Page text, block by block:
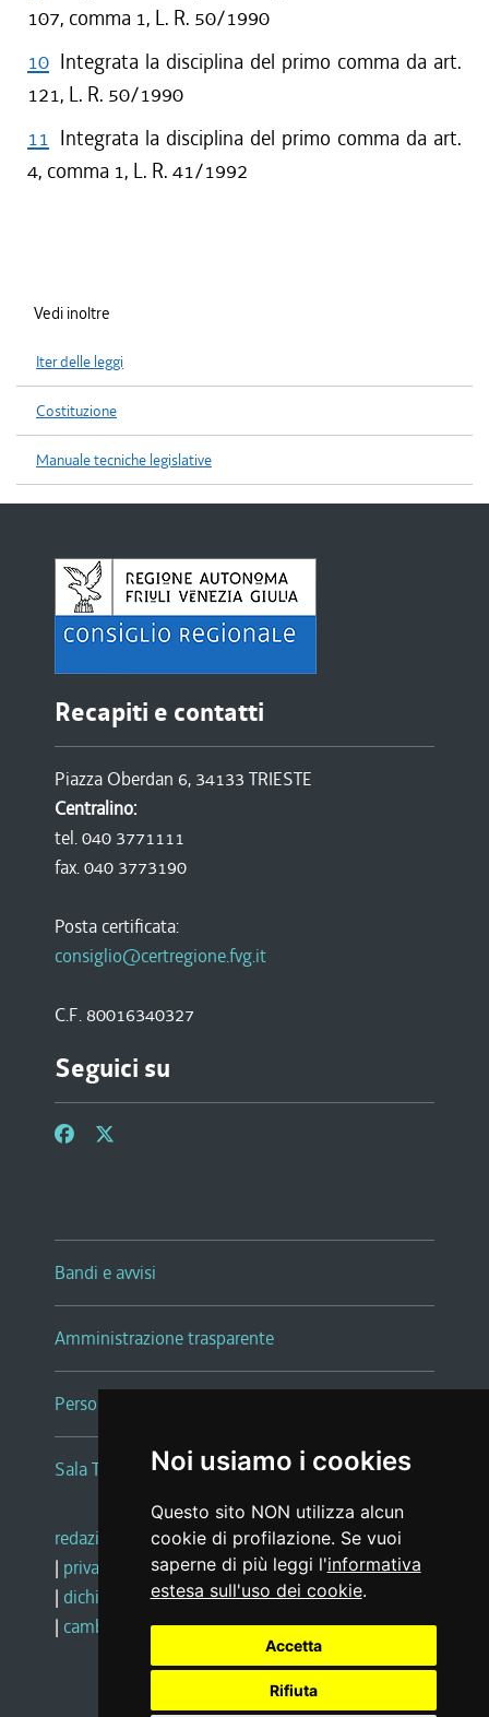
Noi usiamo i cookies
Questo sito NON utilizza alcun
cookie di profilazione. Se vuoi
saperne di più leggi l'informativa
estesa sull'uso dei cookie.
Accetta
Rifiuta
107, comma 1, L. R. 50/1990
10 Integrata la disciplina del primo comma da art.
121, L. R. 50/1990
11 Integrata la disciplina del primo comma da art.
4, comma 1, L. R. 41/1992
Vedi inoltre
Iter delle leggi
Costituzione
Manuale tecniche legislative
Recapiti e contatti
Piazza Oberdan 6, 34133 TRIESTE
Centralino:
tel. 040 3771111
fax. 040 3773190
Posta certificata:
consiglio@certregione.fvg.it
C.F. 80016340327
Seguici su
Bandi e avvisi
Amministrazione trasparente
Persone e Uffici
Sala Tiziano Tessitori
redazione web |note legali |glossario
| privacy
social media policy
| dichiarazione di accessibilità |feedback
| cambio preferenze cookie
Realizzato da